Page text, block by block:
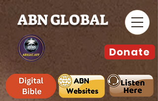
ABN GLOBAL
Donate